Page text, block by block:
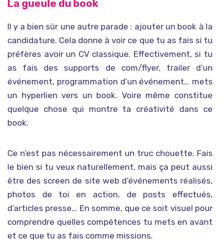
La gueule du book
Il y a bien sûr une autre parade : ajouter un book à la
candidature. Cela donne à voir ce que tu as fais si tu
préfères avoir un CV classique. Effectivement, si tu
as fais des supports de com/flyer, trailer d’un
événement, programmation d’un événement… mets
un hyperlien vers un book. Voire même constitue
quelque chose qui montre ta créativité dans ce
book.
Ce n’est pas nécessairement un truc chouette. Fais
le bien si tu veux naturellement, mais ça peut aussi
être des screen de site web d’événements réalisés,
photos de toi en action, de posts effectués,
d’articles presse… En somme, que ce soit visuel pour
comprendre quelles compétences tu mets en avant
et ce que tu as fais comme missions.